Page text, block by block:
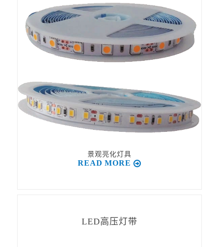
景观亮化灯具
READ MORE
LED高压灯带